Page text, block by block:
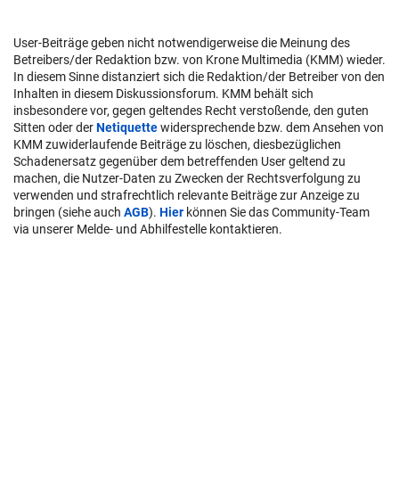
User-Beiträge geben nicht notwendigerweise die Meinung des
Betreibers/der Redaktion bzw. von Krone Multimedia (KMM) wieder.
In diesem Sinne distanziert sich die Redaktion/der Betreiber von den
Inhalten in diesem Diskussionsforum. KMM behält sich
insbesondere vor, gegen geltendes Recht verstoßende, den guten
Sitten oder derNetiquettewidersprechende bzw. dem Ansehen von
KMM zuwiderlaufende Beiträge zu löschen, diesbezüglichen
Schadenersatz gegenüber dem betreffenden User geltend zu
machen, die Nutzer-Daten zu Zwecken der Rechtsverfolgung zu
verwenden und strafrechtlich relevante Beiträge zur Anzeige zu
bringen (siehe auch AGB). Hier können Sie das Community-Team
via unserer Melde- und Abhilfestelle kontaktieren.